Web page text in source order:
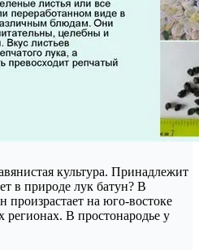
культура. Принадлежит
в природе лук батун? В
произрастает на юго-востоке
В простонародье у